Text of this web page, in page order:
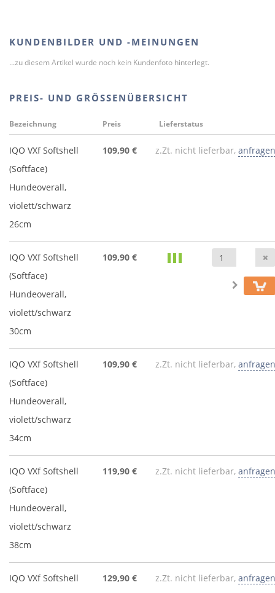
KUNDENBILDER UND -MEINUNGEN
...zu diesem Artikel wurde noch kein Kundenfoto hinterlegt.
PREIS- UND GRÖSSENÜBERSICHT
Bezeichnung Preis Lieferstatus
IQO VXf Softshell
(Softface)
Hundeoverall,
violett/schwarz
26cm
109,90 € z.Zt. nicht lieferbar, anfragen
IQO VXf Softshell
(Softface)
Hundeoverall,
violett/schwarz
30cm
109,90 €
IQO VXf Softshell
(Softface)
Hundeoverall,
violett/schwarz
34cm
109,90 € z.Zt. nicht lieferbar, anfragen
IQO VXf Softshell
(Softface)
Hundeoverall,
violett/schwarz
38cm
119,90 € z.Zt. nicht lieferbar, anfragen
IQO VXf Softshell
129,90 € z.Zt. nicht lieferbar, anfragen